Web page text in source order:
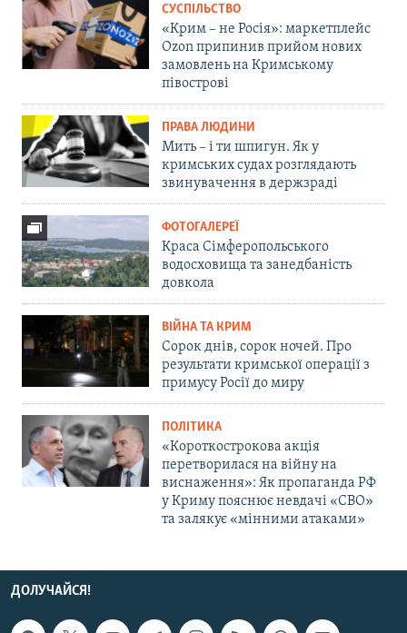
СУСПІЛЬСТВО
«Крим – не Росія»: маркетплейс
Ozon припинив прийом нових
замовлень на Кримському
півострові
ПРАВА ЛЮДИНИ
Мить – і ти шпигун. Як у
кримських судах розглядають
звинувачення в держзраді
ФОТОГАЛЕРЕЇ
Краса Сімферопольського
водосховища та занедбаність
довкола
ВІЙНА ТА КРИМ
Сорок днів, сорок ночей. Про
результати кримської операції з
примусу Росії до миру
ПОЛІТИКА
«Короткострокова акція
перетворилася на війну на
виснаження»: Як пропаганда РФ
у Криму пояснює невдачі «СВО»
та залякує «мінними атаками»
ДОЛУЧАЙСЯ!